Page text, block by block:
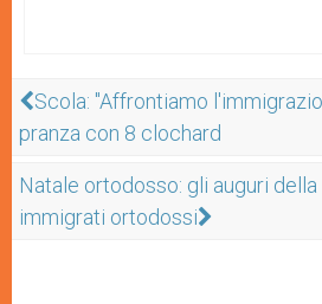
Scola: "Affrontiamo
pranza con 8 clochard
Natale ortodosso: gli auguri della
immigrati ortodossi